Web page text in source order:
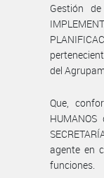
Gestión
del
Que,
HUMANOS
agente en
funciones.